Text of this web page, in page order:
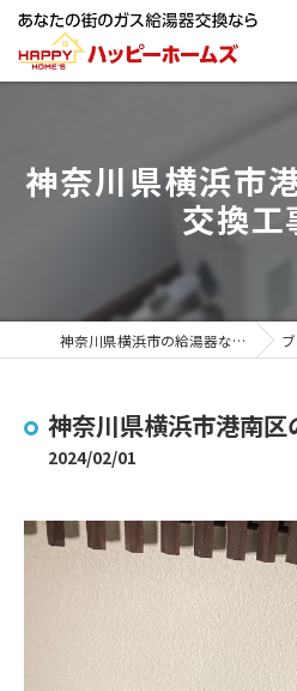
神奈川県横浜市
交換工
神奈川県横浜市の給湯器ならハッピーホームズ ブログ
神奈川県横浜市港南
2024/02/01